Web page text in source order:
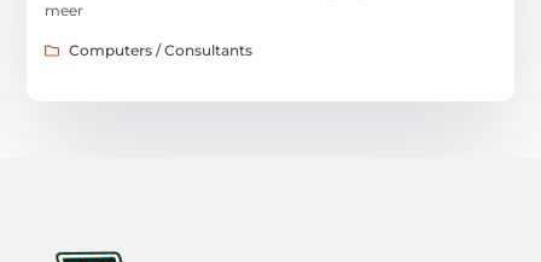
meer
Computers / Consultants